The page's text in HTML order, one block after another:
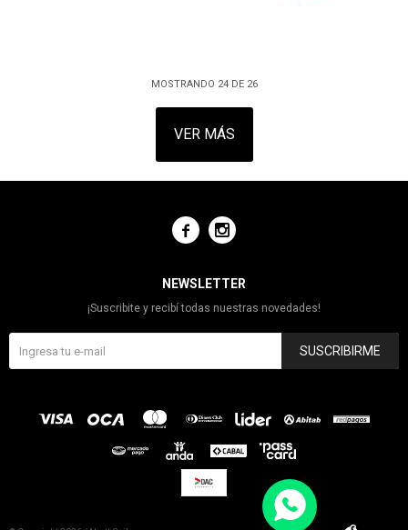
MOSTRANDO 24DE 26
VER MÁS
 
NEWSLETTER
¡Suscribite y recibí todas nuestras novedades!
SUSCRIBIRME